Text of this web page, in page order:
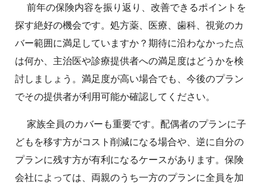
前年の保険内容を振り返り、改善できるポイントを
探す絶好の機会です。処方薬、医療、歯科、視覚のカ
バー範囲に満足していますか？期待に沿わなかった点
は何か、主治医や診療提供者への満足度はどうかを検
討しましょう。満足度が高い場合でも、今後のプラン
でその提供者が利用可能か確認してください。
家族全員のカバーも重要です。配偶者のプランに子
どもを移す方がコスト削減になる場合や、逆に自分の
プランに残す方が有利になるケースがあります。保険
会社によっては、両親のうち一方のプランに全員を加